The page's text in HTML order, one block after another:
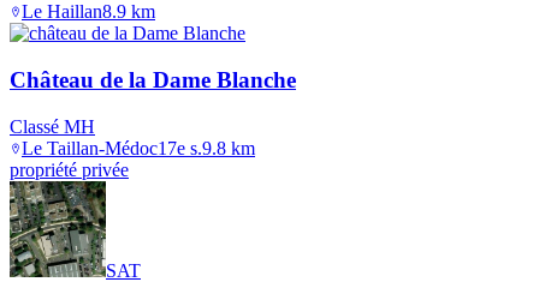
Le Haillan8.9 km
Château de la Dame Blanche
Classé MH
Le Taillan-Médoc17e s.9.8 km
propriété privée
SAT